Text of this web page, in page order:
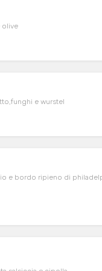
olive
e wurstel
e bordo ripieno di